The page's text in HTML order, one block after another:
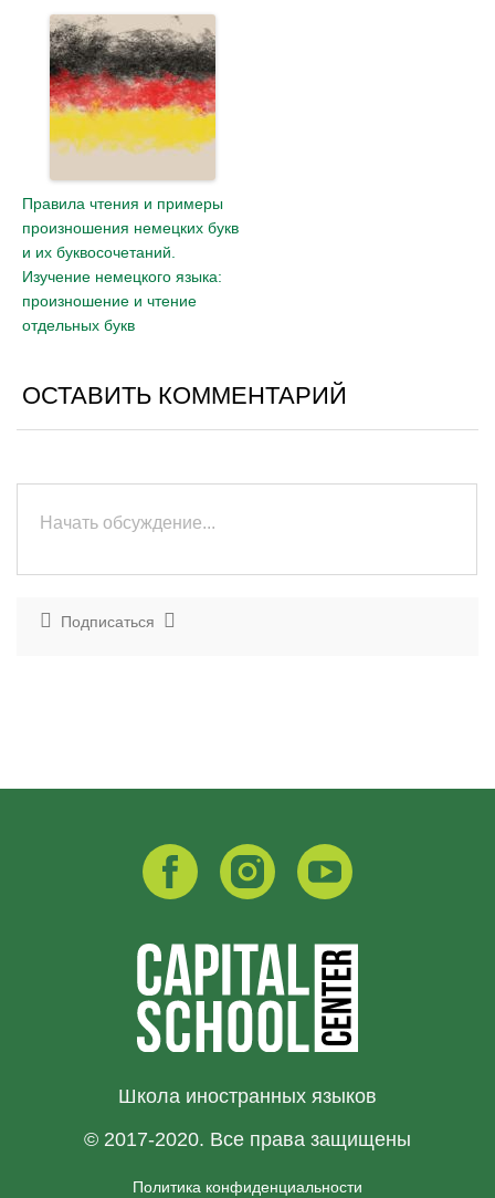
Правила чтения и примеры
произношения немецких букв
и их буквосочетаний.
Изучение немецкого языка:
произношение и чтение
отдельных букв
ОСТАВИТЬ КОММЕНТАРИЙ
Подписаться
Школа иностранных языков
© 2017-2020. Все права защищены
Политика конфиденциальности